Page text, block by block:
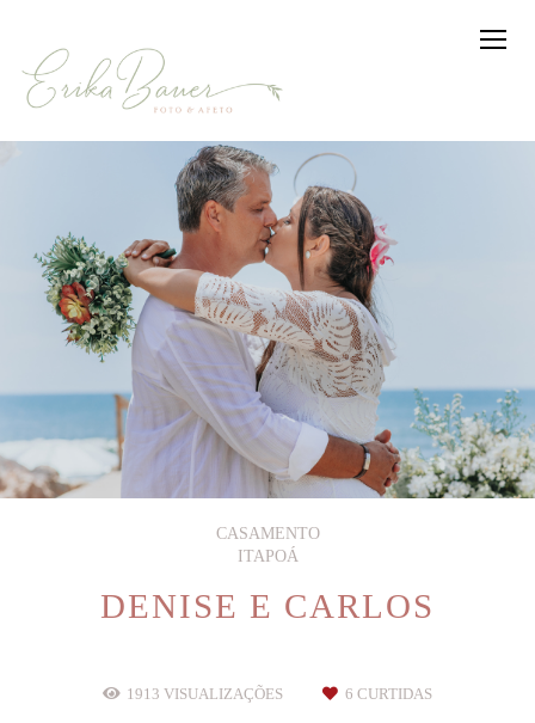
CASAMENTO
ITAPOÁ
DENISE E CARLOS
1913 VISUALIZAÇÕES 6 CURTIDAS